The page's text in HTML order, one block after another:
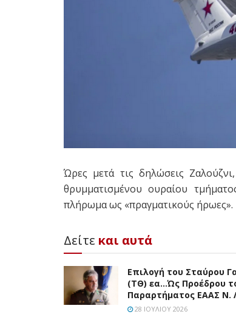
Ώρες μετά τις δηλώσεις
θρυμματισμένου ουραίου
πλήρωμα ως «πραγματικούς ήρωες».
Δείτε και αυτά
Επιλογή του Σταύρου
(ΤΘ) εα…Ώς Προέδρου
Παραρτήματος ΕΑΑΣ Ν.
28 ΙΟΥΛΊΟΥ 2026